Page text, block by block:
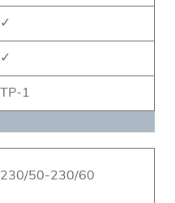
✓
✓
TP-1
230/50-230/60